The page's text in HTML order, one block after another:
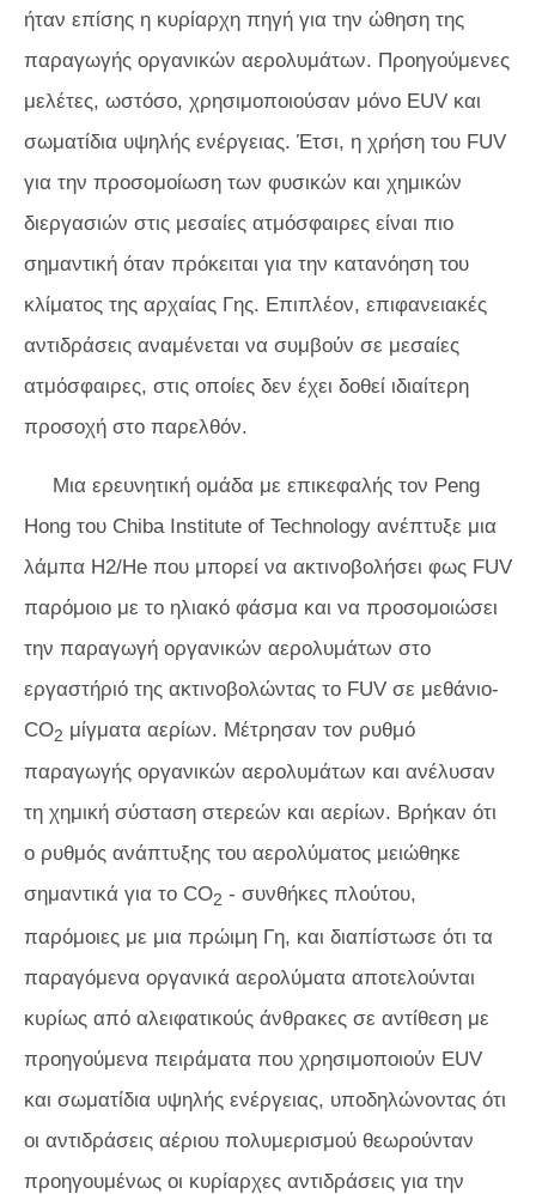
ήταν επίσης η κυρίαρχη πηγή για την ώθηση της
παραγωγής οργανικών αερολυμάτων. Προηγούμενες
μελέτες, ωστόσο, χρησιμοποιούσαν μόνο EUV και
σωματίδια υψηλής ενέργειας. Έτσι, η χρήση του FUV
για την προσομοίωση των φυσικών και χημικών
διεργασιών στις μεσαίες ατμόσφαιρες είναι πιο
σημαντική όταν πρόκειται για την κατανόηση του
κλίματος της αρχαίας Γης. Επιπλέον, επιφανειακές
αντιδράσεις αναμένεται να συμβούν σε μεσαίες
ατμόσφαιρες, στις οποίες δεν έχει δοθεί ιδιαίτερη
προσοχή στο παρελθόν.
Μια ερευνητική ομάδα με επικεφαλής τον Peng
Hong του Chiba Institute of Technology ανέπτυξε μια
λάμπα H2/He που μπορεί να ακτινοβολήσει φως FUV
παρόμοιο με το ηλιακό φάσμα και να προσομοιώσει
την παραγωγή οργανικών αερολυμάτων στο
εργαστήριό της ακτινοβολώντας το FUV σε μεθάνιο-
CO2 μίγματα αερίων. Μέτρησαν τον ρυθμό
παραγωγής οργανικών αερολυμάτων και ανέλυσαν
τη χημική σύσταση στερεών και αερίων. Βρήκαν ότι
ο ρυθμός ανάπτυξης του αερολύματος μειώθηκε
σημαντικά για το CO2 - συνθήκες πλούτου,
παρόμοιες με μια πρώιμη Γη, και διαπίστωσε ότι τα
παραγόμενα οργανικά αερολύματα αποτελούνται
κυρίως από αλειφατικούς άνθρακες σε αντίθεση με
προηγούμενα πειράματα που χρησιμοποιούν EUV
και σωματίδια υψηλής ενέργειας, υποδηλώνοντας ότι
οι αντιδράσεις αέριου πολυμερισμού θεωρούνταν
προηγουμένως οι κυρίαρχες αντιδράσεις για την